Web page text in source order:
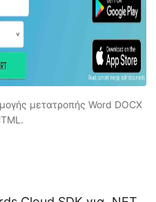
μετατροπής Word DOCX